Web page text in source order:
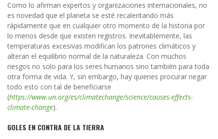
Como lo afirman expertos y organizaciones internacionales, no
es novedad que el planeta se esté recalentando más
rápidamente que en cualquier otro momento de la historia por
lo menos desde que existen registros. Inevitablemente, las
temperaturas excesivas modifican los patrones climáticos y
alteran el equilibrio normal de la naturaleza. Con muchos
riesgos no solo para los seres humanos sino también para toda
otra forma de vida. Y, sin embargo, hay quienes procurar negar
todo esto con tal de beneficiarse
(https://www.un.org/es/climatechange/science/causes-effects-
climate-change).
GOLES EN CONTRA DE LA TIERRA